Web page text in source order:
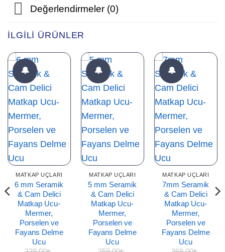
Değerlendirmeler (0)
İLGILI ÜRÜNLER
🔔
MATKAP UÇLARI
6 mm Seramik
& Cam Delici
Matkap Ucu-
Mermer,
Porselen ve
Fayans Delme
Ucu
🔔
MATKAP UÇLARI
5 mm Seramik
& Cam Delici
Matkap Ucu-
Mermer,
Porselen ve
Fayans Delme
Ucu
🔔
MATKAP UÇLARI
7mm Seramik
& Cam Delici
Matkap Ucu-
Mermer,
Porselen ve
Fayans Delme
Ucu